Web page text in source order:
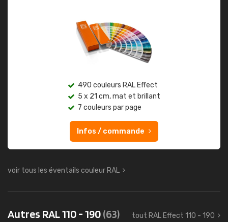
490 couleurs RAL Effect
5 x 21 cm, mat et brillant
7 couleurs par page
Infos / commande
voir tous les éventails couleur RAL
Autres RAL 110 - 190(63) tout RAL Effect 110 - 190